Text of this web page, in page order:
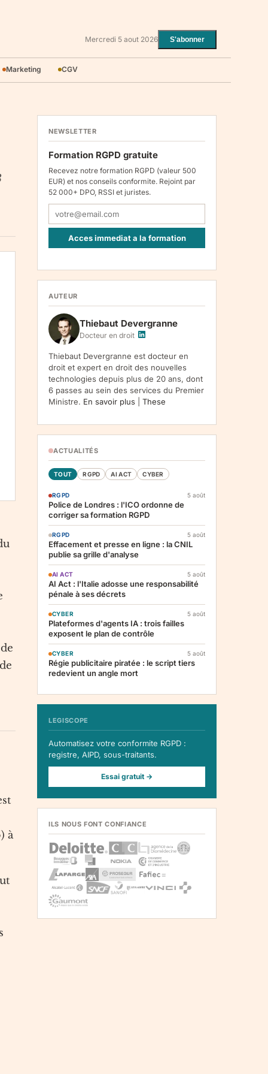
Mercredi 5 aout 2026 S'abonner
Marketing CGV
à
NEWSLETTER
Formation RGPD gratuite
Recevez notre formation RGPD (valeur 500
EUR) et nos conseils conformite. Rejoint par
52 000+ DPO, RSSI et juristes.
Acces immediat a la formation
1107, Vilnius, LT-05120, Lituanie. Finalite :
inscription a la newsletter et reception de nos
(art. 6.1.a RGPD). Destinataires : le
responsable du traitement, AWS
(hebergement), Amazon SES (envoi des
emails). Conservation : jusqu'a desinscription.
Droits : acces, rectification, effacement,
limitation, opposition, portabilite -- exercez
vos droits via notre . Reclamation :.
AUTEUR
Thiebaut Devergranne
Docteur en droit
Thiebaut Devergranne est docteur en
droit et expert en droit des nouvelles
technologies depuis plus de 20 ans, dont
6 passes au sein des services du Premier
Ministre. En savoir plus These
ACTUALITÉS
TOUT RGPD AI ACT CYBER
RGPD 5 août
Police de Londres : l'ICO ordonne de
corriger sa formation RGPD
RGPD 5 août
Effacement et presse en ligne : la CNIL
publie sa grille d'analyse
AI ACT 5 août
AI Act : l'Italie adosse une responsabilité
pénale à ses décrets
CYBER 5 août
Plateformes d'agents IA : trois failles
exposent le plan de contrôle
CYBER 5 août
Régie publicitaire piratée : le script tiers
redevient un angle mort
LEGISCOPE
Automatisez votre conformite RGPD :
registre, AIPD, sous-traitants.
Essai gratuit →
ILS NOUS FONT CONFIANCE